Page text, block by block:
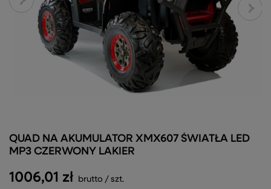
1006,01 zł brutto / szt.
QUAD NA AKUMULATOR XMX607 ŚWIATŁA LED
MP3 CZERWONY LAKIER